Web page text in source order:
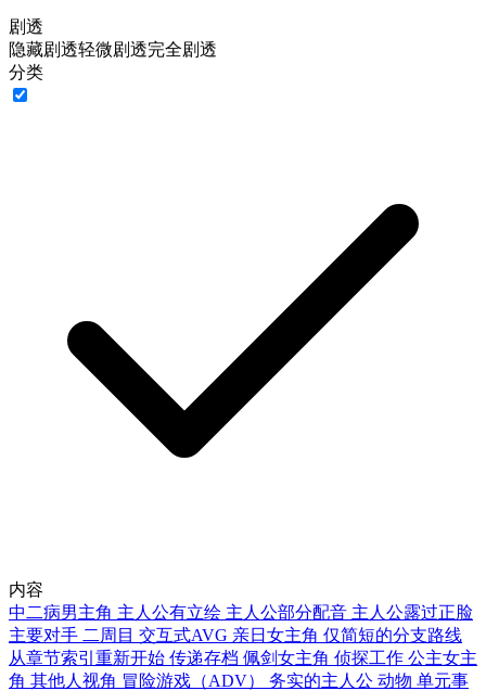
剧透
隐藏剧透轻微剧透完全剧透
分类
内容
中二病男主角 主人公有立绘 主人公部分配音 主人公露过正脸
主要对手 二周目 交互式AVG 亲日女主角 仅简短的分支路线
从章节索引重新开始 传递存档 佩剑女主角 侦探工作 公主女主
角 其他人视角 冒险游戏（ADV） 务实的主人公 动物 单元事